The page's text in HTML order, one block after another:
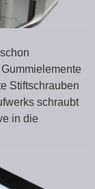
Stiftschrauben
schraubt
in die